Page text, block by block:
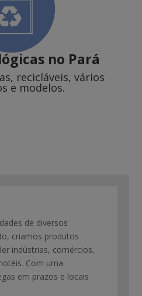
no Pará
recicláveis, vários
e modelos.
de diversos
criamos produtos
indústrias, comércios,
Com uma
em prazos e locais